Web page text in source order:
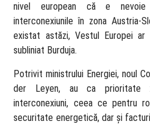
nivel european că e nevoie
interconexiunile în zona Austria-
existat astăzi, Vestul Europei
subliniat Burduja.
Potrivit ministrului Energiei, noul
der Leyen, au ca prioritate
interconexiuni, ceea ce pentru
securitate energetică, dar şi